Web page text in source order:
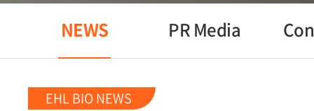
NEWS PR Media
EHL BIO NEWS